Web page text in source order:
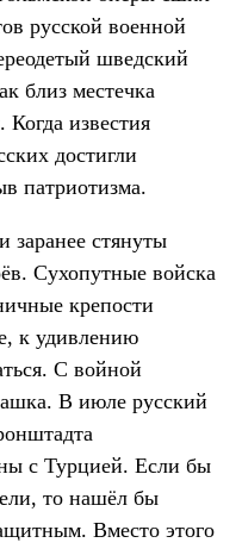
русской военной
шведский
близ местечка
известия
достигли
патриотизма.
стянуты
Сухопутные войска
крепости
к удивлению
С войной
В июле русский
с Турцией. Если бы
то нашёл бы
Вместо этого